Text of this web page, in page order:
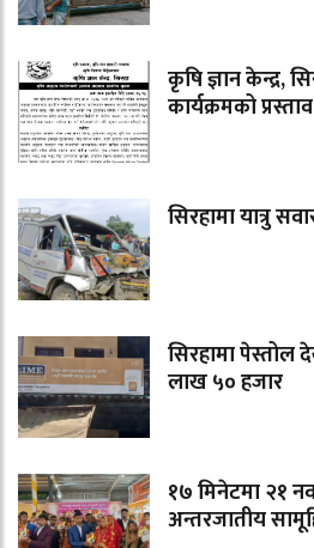
कृषि ज्ञान केन्द्र,
कार्यक्रमको
सिरहामा यात्रु
सिरहामा पेस्तोल
लाख ५० हजार
१७ मिनेटमा २१
अन्तरजातीय